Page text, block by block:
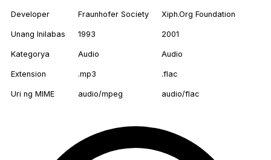
Developer Fraunhofer Society Xiph.Org Foundation
Unang Inilabas 1993 2001
Kategorya Audio Audio
Extension .mp3 .flac
Uri ng MIME audio/mpeg audio/flac